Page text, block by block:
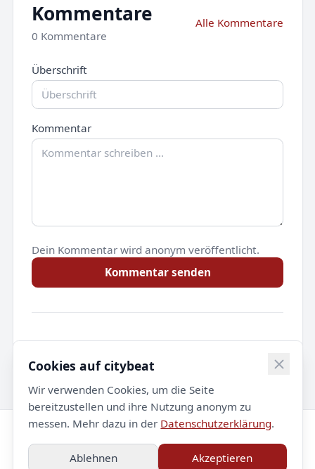
Kommentare
0 Kommentare
Alle Kommentare
Überschrift
Kommentar
Dein Kommentar wird anonym veröffentlicht.
Kommentar senden
Noch keine Kommentare.
© 2026 citybeat. Alle Rechte vorbehalten.
Cookies auf citybeat
Wir verwenden Cookies, um die Seite
bereitzustellen und ihre Nutzung anonym zu
messen. Mehr dazu in der Datenschutzerklärung.
Ablehnen Akzeptieren